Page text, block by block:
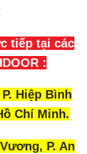
tiếp tại các
:
Hiệp Bình
Chí Minh.
P. An